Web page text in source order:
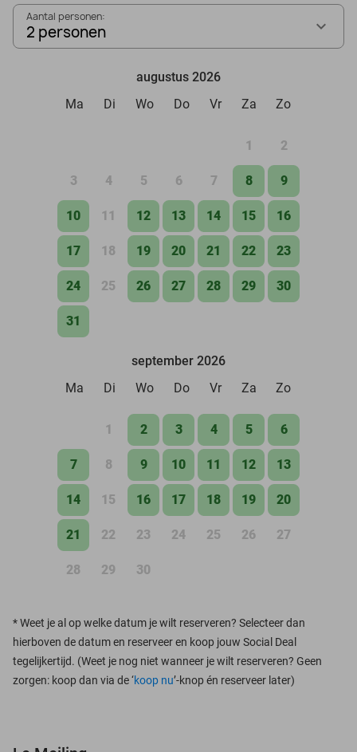
Aantal personen:
2 personen
augustus 2026
Ma
Di Wo Do Vr Za Zo
1 2
3 4 5 6 7 8 9
10 11 12 13 14 15 16
17 18 19 20 21 22 23
24 25 26 27 28 29 30
31
september 2026
Ma
Di Wo Do Vr Za Zo
1 2 3 4 5 6
7 8 9 10 11 12 13
14 15 16 17 18 19 20
21 22 23 24 25 26 27
28 29 30
*Weet je al op welke datum je wilt reserveren? Selecteer dan
hierboven de datum en reserveer en koop jouw Social Deal
tegelijkertijd. (Weet je nog niet wanneer je wilt reserveren? Geen
zorgen: koop dan via de ‘koop nu’-knop én reserveer later)